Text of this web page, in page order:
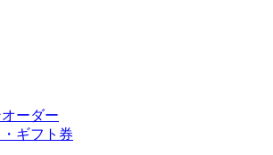
ーダー
ギフト券